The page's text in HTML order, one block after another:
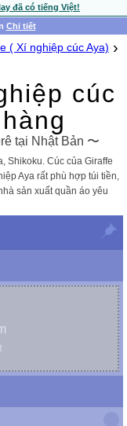
đã có tiếng Việt!
Chi tiết
( Xí nghiệp cúc Aya) ›
cúc
tại Nhật Bản 〜
Shikoku. Cúc của Giraffe
Aya rất phù hợp túi tiền,
sản xuất quần áo yêu